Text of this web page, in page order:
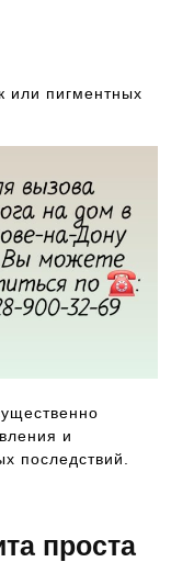
или пигментных
и
последствий.
проста